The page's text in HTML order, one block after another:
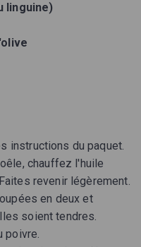
linguine)
instructions du paquet.
chauffez l'huile
revenir légèrement.
en deux et
soient tendres.
poivre.